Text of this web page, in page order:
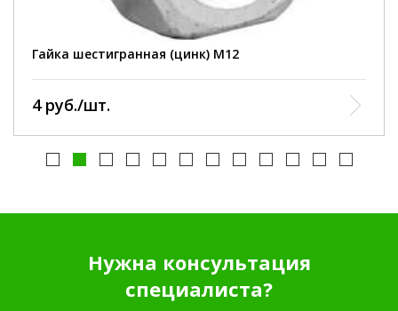
Гайка шестигранная (цинк) М12
4 руб./шт.
Нужна консультация
специалиста?